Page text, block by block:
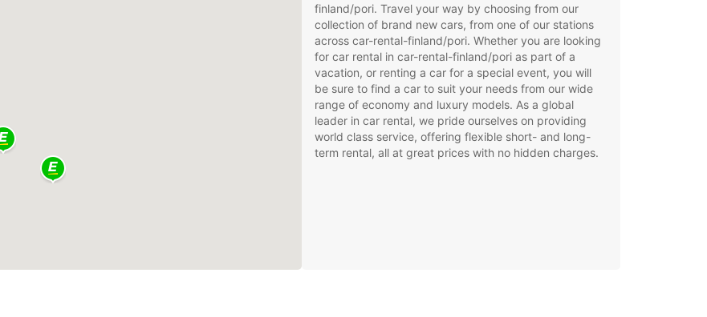
finland/pori. Travel your way by choosing from our
collection of brand new cars, from one of our stations
across car-rental-finland/pori. Whether you are looking
for car rental in car-rental-finland/pori as part of a
vacation, or renting a car for a special event, you will
be sure to find a car to suit your needs from our wide
range of economy and luxury models. As a global
leader in car rental, we pride ourselves on providing
world class service, offering flexible short- and long-
term rental, all at great prices with no hidden charges.